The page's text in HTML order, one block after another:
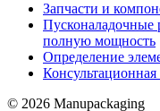
Запчасти и
Пусконаладочные
полную мощность
Определение
© 2026 Manupackaging